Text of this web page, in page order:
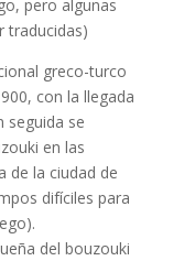
pero algunas
traducidas)
greco-turco
con la llegada
seguida se
en las
de la ciudad de
difíciles para
del bouzouki